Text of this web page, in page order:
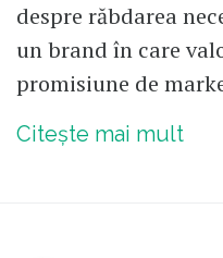
despre răbdarea
un brand în care
promisiune de
Citește mai mult